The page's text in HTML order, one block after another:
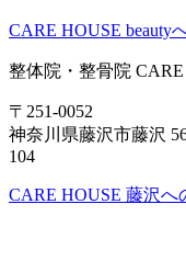
CARE HOUSE beauty
整体院・整骨院
〒251-0052
神奈川県藤沢市藤沢
104
CARE HOUSE 藤沢へ